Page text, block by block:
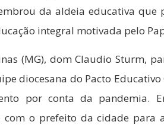
da aldeia educativa que
integral motivada pelo
(MG), dom Claudio Sturm,
diocesana do Pacto Educativo
por conta da pandemia.
o prefeito da cidade para